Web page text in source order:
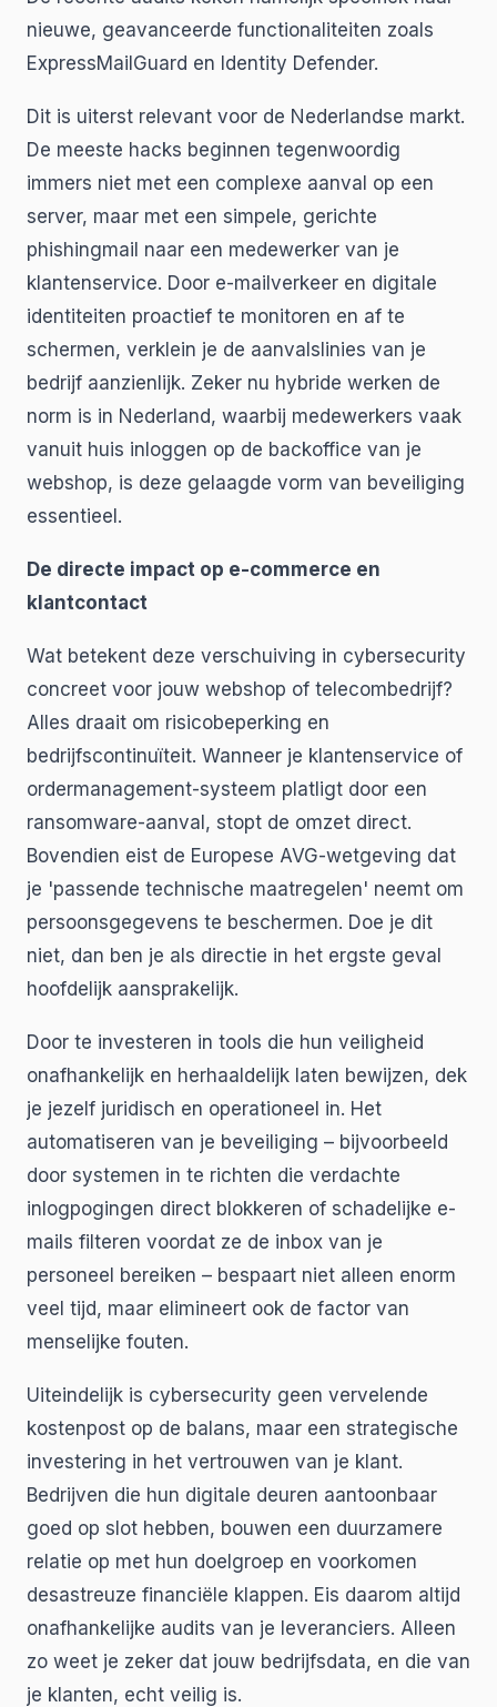
nieuwe, geavanceerde functionaliteiten zoals
ExpressMailGuard en Identity Defender.
Dit is uiterst relevant voor de Nederlandse markt.
De meeste hacks beginnen tegenwoordig
immers niet met een complexe aanval op een
server, maar met een simpele, gerichte
phishingmail naar een medewerker van je
klantenservice. Door e-mailverkeer en digitale
identiteiten proactief te monitoren en af te
schermen, verklein je de aanvalslinies van je
bedrijf aanzienlijk. Zeker nu hybride werken de
norm is in Nederland, waarbij medewerkers vaak
vanuit huis inloggen op de backoffice van je
webshop, is deze gelaagde vorm van beveiliging
essentieel.
De directe impact op e-commerce en
klantcontact
Wat betekent deze verschuiving in cybersecurity
concreet voor jouw webshop of telecombedrijf?
Alles draait om risicobeperking en
bedrijfscontinuïteit. Wanneer je klantenservice of
ordermanagement-systeem platligt door een
ransomware-aanval, stopt de omzet direct.
Bovendien eist de Europese AVG-wetgeving dat
je 'passende technische maatregelen' neemt om
persoonsgegevens te beschermen. Doe je dit
niet, dan ben je als directie in het ergste geval
hoofdelijk aansprakelijk.
Door te investeren in tools die hun veiligheid
onafhankelijk en herhaaldelijk laten bewijzen, dek
je jezelf juridisch en operationeel in. Het
automatiseren van je beveiliging – bijvoorbeeld
door systemen in te richten die verdachte
inlogpogingen direct blokkeren of schadelijke e-
mails filteren voordat ze de inbox van je
personeel bereiken – bespaart niet alleen enorm
veel tijd, maar elimineert ook de factor van
menselijke fouten.
Uiteindelijk is cybersecurity geen vervelende
kostenpost op de balans, maar een strategische
investering in het vertrouwen van je klant.
Bedrijven die hun digitale deuren aantoonbaar
goed op slot hebben, bouwen een duurzamere
relatie op met hun doelgroep en voorkomen
desastreuze financiële klappen. Eis daarom altijd
onafhankelijke audits van je leveranciers. Alleen
zo weet je zeker dat jouw bedrijfsdata, en die van
je klanten, echt veilig is.